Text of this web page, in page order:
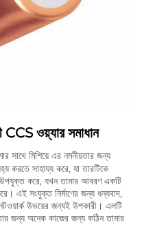
CCS ওয়্যার সমাধান
সাথে মিশিয়ে এর নমনীয়তার জন্য
করতে সাহায্য করে, যা তারটিকে
উপযুক্ত করে, যখন তামার আবরণ একটি
এই সংযুক্ত নির্মাণের জন্য ধন্যবাদ,
উভয়ের জন্যই উপকারী। এলটি
জন্য অনেক কাজের জন্য কঠিন তামার